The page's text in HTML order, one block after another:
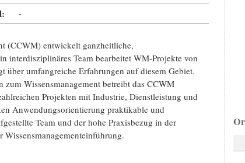
-
(CCWM) entwickelt ganzheitliche,
interdisziplinäres Team bearbeitet WM-Projekte von
über umfangreiche Erfahrungen auf diesem Gebiet.
Wissensmanagement betreibt das CCWM
Projekten mit Industrie, Dienstleistung und
Anwendungsorientierung praktikable und
Team und der hohe Praxisbezug in der